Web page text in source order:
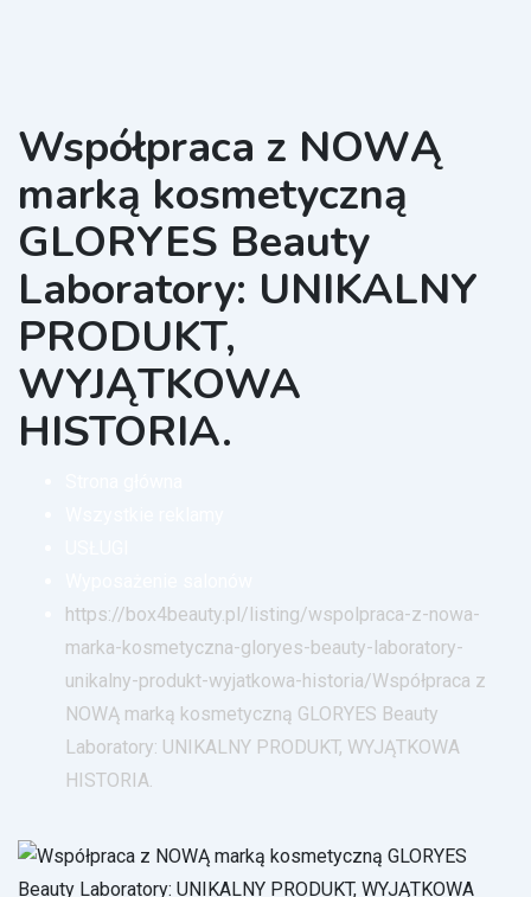
Współpraca z NOWĄ
marką kosmetyczną
GLORYES Beauty
Laboratory: UNIKALNY
PRODUKT,
WYJĄTKOWA
HISTORIA.
https://box4beauty.pl/listing/wspolpraca-z-nowa-
marka-kosmetyczna-gloryes-beauty-laboratory-
unikalny-produkt-wyjatkowa-historia/Współpraca z
NOWĄ marką kosmetyczną GLORYES Beauty
Laboratory: UNIKALNY PRODUKT, WYJĄTKOWA
HISTORIA.